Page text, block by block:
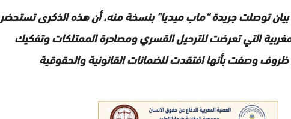
توصلت جريدة “ماب ميديا” بنسخة منه، أن هذه الذكرى تستحضر
التي تعرضت للترحيل القسري ومصادرة الممتلكات وتفكيك
ظروف وصفت بأنها افتقدت للضمانات القانونية والحقوقية